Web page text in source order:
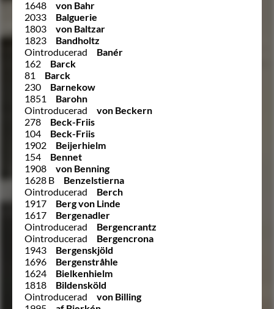
1648
von Bahr
2033
Balguerie
1803
von Baltzar
1823
Bandholtz
Ointroducerad
Banér
162
Barck
81
Barck
230
Barnekow
1851
Barohn
Ointroducerad
von Beckern
278
Beck-Friis
104
Beck-Friis
1902
Beijerhielm
154
Bennet
1908
von Benning
1628 B
Benzelstierna
Ointroducerad
Berch
1917
Berg von Linde
1617
Bergenadler
Ointroducerad
Bergencrantz
Ointroducerad
Bergencrona
1943
Bergenskjöld
1696
Bergenstråhle
1624
Bielkenhielm
1818
Bildensköld
Ointroducerad
von Billing